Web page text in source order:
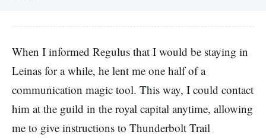
When I informed Regulus that I would be staying in
Leinas for a while, he lent me one half of a
communication magic tool. This way, I could contact
him at the guild in the royal capital anytime, allowing
me to give instructions to Thunderbolt Trail